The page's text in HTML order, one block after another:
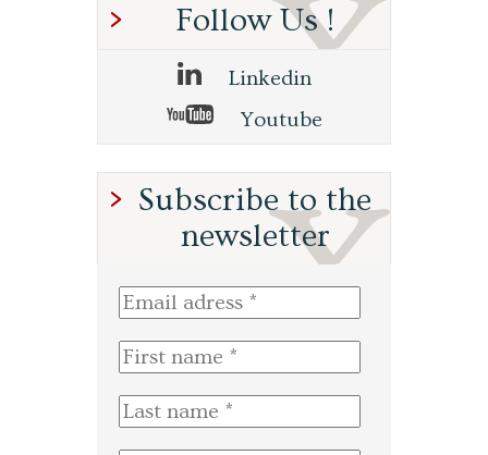
Follow Us !
Linkedin
Youtube
Subscribe to the
newsletter